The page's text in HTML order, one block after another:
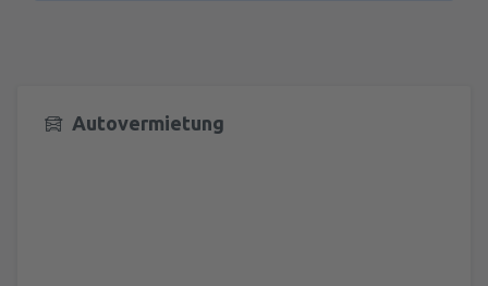
Autovermietung